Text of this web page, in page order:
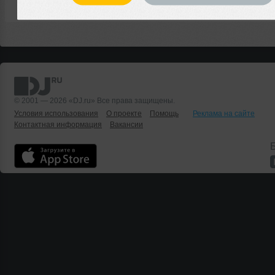
© 2001 — 2026 «DJ.ru» Все права защищены.
Условия использования
О проекте Помощь
Реклама на сайте
Контактная информация
Вакансии